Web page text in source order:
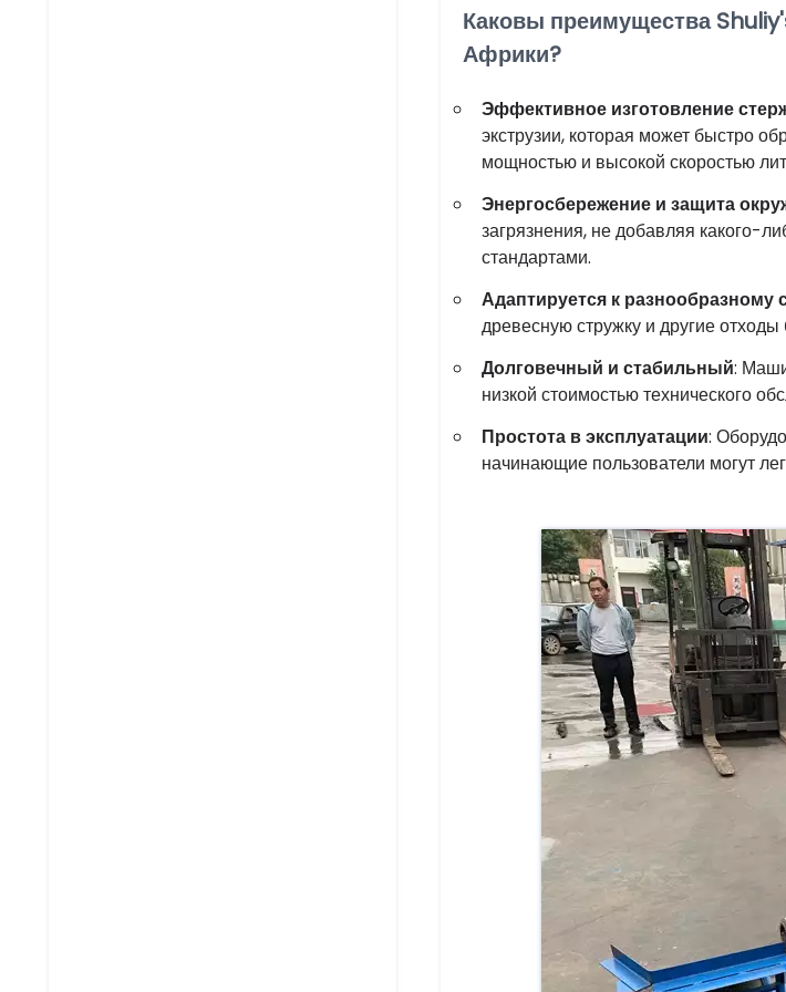
Каковы преимущества
Африки?
Эффективное изготовление
экструзии, которая может быстро
мощностью и высокой скоростью
Энергосбережение и защита
загрязнения, не добавляя какого-
стандартами.
Адаптируется к
древесную стружку и другие
Долговечный и стабильный:
низкой стоимостью технического
Простота в эксплуатации:
начинающие пользователи могут